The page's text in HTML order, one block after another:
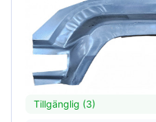
Tillgänglig (3)